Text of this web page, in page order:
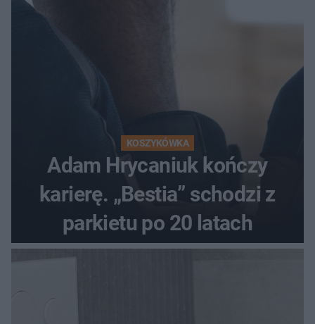
KOSZYKÓWKA
Adam Hrycaniuk kończy
karierę. „Bestia” schodzi z
parkietu po 20 latach